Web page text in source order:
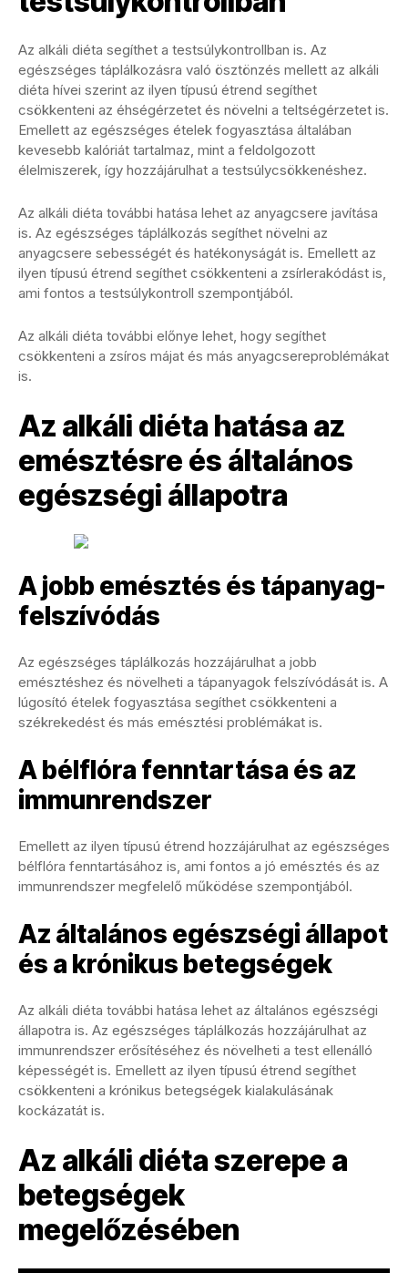
Az alkáli diéta segíthet a testsúlykontrollban is. Az
egészséges táplálkozásra való ösztönzés mellett az alkáli
diéta hívei szerint az ilyen típusú étrend segíthet
csökkenteni az éhségérzetet és növelni a teltségérzetet is.
Emellett az egészséges ételek fogyasztása általában
kevesebb kalóriát tartalmaz, mint a feldolgozott
élelmiszerek, így hozzájárulhat a testsúlycsökkenéshez.
Az alkáli diéta további hatása lehet az anyagcsere javítása
is. Az egészséges táplálkozás segíthet növelni az
anyagcsere sebességét és hatékonyságát is. Emellett az
ilyen típusú étrend segíthet csökkenteni a zsírlerakódást is,
ami fontos a testsúlykontroll szempontjából.
Az alkáli diéta további előnye lehet, hogy segíthet
csökkenteni a zsíros májat és más anyagcsereproblémákat
is.
Az alkáli diéta hatása az
emésztésre és általános
egészségi állapotra
A jobb emésztés és tápanyag-
felszívódás
Az egészséges táplálkozás hozzájárulhat a jobb
emésztéshez és növelheti a tápanyagok felszívódását is. A
lúgosító ételek fogyasztása segíthet csökkenteni a
székrekedést és más emésztési problémákat is.
A bélflóra fenntartása és az
immunrendszer
Emellett az ilyen típusú étrend hozzájárulhat az egészséges
bélflóra fenntartásához is, ami fontos a jó emésztés és az
immunrendszer megfelelő működése szempontjából.
Az általános egészségi állapot
és a krónikus betegségek
Az alkáli diéta további hatása lehet az általános egészségi
állapotra is. Az egészséges táplálkozás hozzájárulhat az
immunrendszer erősítéséhez és növelheti a test ellenálló
képességét is. Emellett az ilyen típusú étrend segíthet
csökkenteni a krónikus betegségek kialakulásának
kockázatát is.
Az alkáli diéta szerepe a
betegségek
megelőzésében